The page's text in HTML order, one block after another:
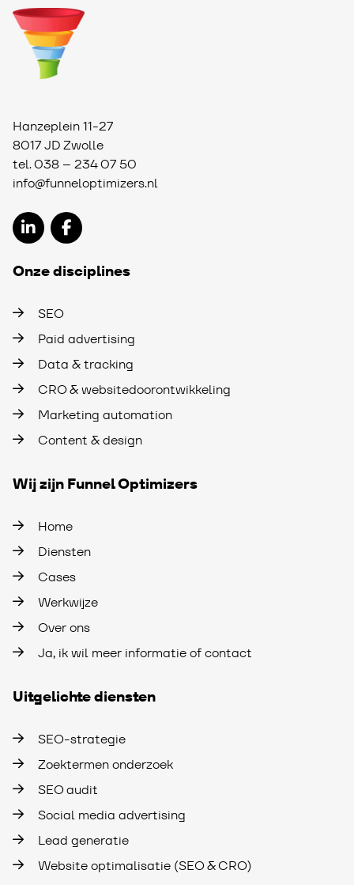
Hanzeplein 11-27
8017 JD Zwolle
tel.038 – 234 07 50
info@funneloptimizers.nl
Onze disciplines
SEO
Paid advertising
Data & tracking
CRO & websitedoorontwikkeling
Marketing automation
Content & design
Wij zijn Funnel Optimizers
Home
Diensten
Cases
Werkwijze
Over ons
Ja, ik wil meer informatie of contact
Uitgelichte diensten
SEO-strategie
Zoektermen onderzoek
SEO audit
Social media advertising
Lead generatie
Website optimalisatie (SEO & CRO)